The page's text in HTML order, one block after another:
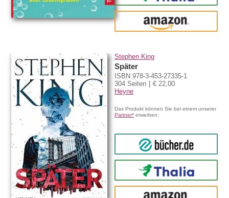
amazon
Stephen King
Später
ISBN 978-3-453-27335-1
304 Seiten
€ 22,00
Heyne
Das Produkt können Sie bei einem unserer
Partner* erwerben:
bücher.de
Thalia